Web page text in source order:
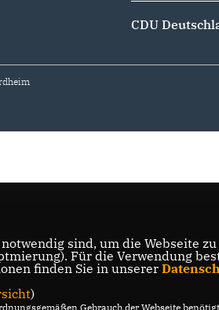
CDU
sind, um die Webseite
Für die Verwendung
finden Sie in unserer
)
Gebrauch der Webseite